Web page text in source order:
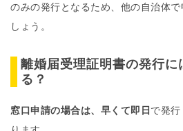
のみの発行となるため、他の自治体
しょう。
離婚届受理証明書の発行に
る？
窓口申請の場合は、早くて即日で発